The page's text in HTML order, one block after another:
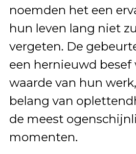
noemden het een
hun leven lang niet
vergeten. De
een hernieuwd besef
waarde van hun
belang van
de meest
momenten.